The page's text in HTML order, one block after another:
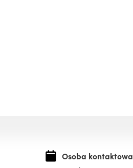
Osoba kontaktowa